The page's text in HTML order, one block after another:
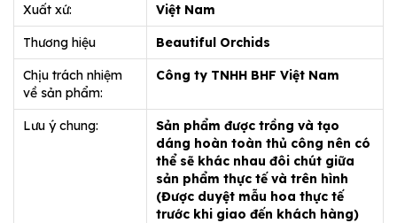
Xuất xứ: Việt Nam
Thương hiệu Beautiful Orchids
Chịu trách nhiệm
về sản phẩm:
Công ty TNHH BHF Việt Nam
Lưu ý chung:
Sản phẩm được trồng và tạo
dáng hoàn toàn thủ công nên có
thể sẽ khác nhau đôi chút giữa
sản phẩm thực tế và trên hình
(Được duyệt mẫu hoa thực tế
trước khi giao đến khách hàng)